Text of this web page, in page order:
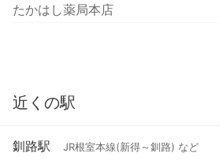
たかはし薬局本店
近くの駅
釧路駅 JR根室本線(新得～釧路) など